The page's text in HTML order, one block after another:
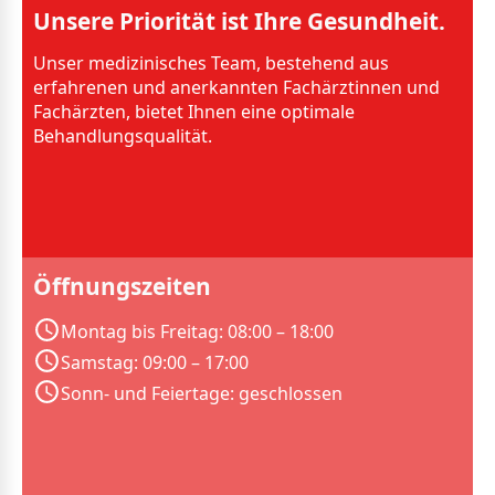
Unsere Priorität ist Ihre Gesundheit.
Unser medizinisches Team, bestehend aus
erfahrenen und anerkannten Fachärztinnen und
Fachärzten, bietet Ihnen eine optimale
Behandlungsqualität.
Öffnungszeiten
Montag bis Freitag: 08:00 – 18:00
Samstag: 09:00 – 17:00
Sonn- und Feiertage: geschlossen